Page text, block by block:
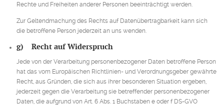
Rechte und Freiheiten anderer Personen beeinträchtigt werden.
Zur Geltendmachung des Rechts auf Datenübertragbarkeit kann sich
die betroffene Person jederzeit an uns wenden.
g) Recht auf Widerspruch
Jede von der Verarbeitung personenbezogener Daten betroffene Person
hat das vom Europäischen Richtlinien- und Verordnungsgeber gewährte
Recht, aus Gründen, die sich aus ihrer besonderen Situation ergeben,
jederzeit gegen die Verarbeitung sie betreffender personenbezogener
Daten, die aufgrund von Art. 6 Abs. 1 Buchstaben e oder f DS-GVO